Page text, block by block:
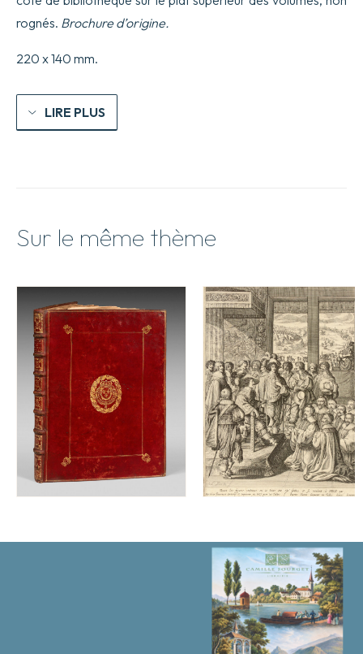
François,
depuis
mois
de
1786
jusqu’au
19
rognés. Brochure d’origine.
220 x 140 mm.
LIRE PLUS
Sur le même thème